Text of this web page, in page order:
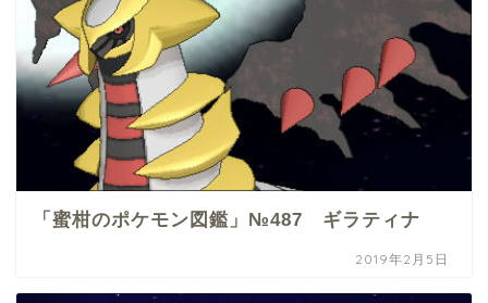
「蜜柑のポケモン図鑑」№487 ギラティナ
2019年2月5日